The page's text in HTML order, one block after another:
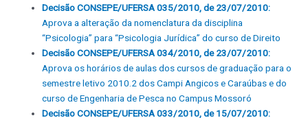
Decisão CONSEPE/UFERSA 035/2010, de 23/07/2010:
Aprova a alteração da nomenclatura da disciplina
“Psicologia” para “Psicologia Jurídica” do curso de Direito
Decisão CONSEPE/UFERSA 034/2010, de 23/07/2010:
Aprova os horários de aulas dos cursos de graduação para o
semestre letivo 2010.2 dos Campi Angicos e Caraúbas e do
curso de Engenharia de Pesca no Campus Mossoró
Decisão CONSEPE/UFERSA 033/2010, de 15/07/2010: